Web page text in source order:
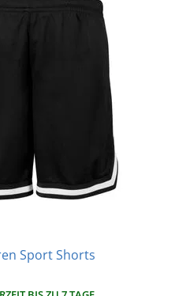
Sport Shorts